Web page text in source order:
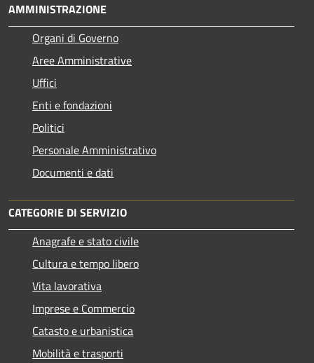
AMMINISTRAZIONE
Organi di Governo
Aree Amministrative
Uffici
Enti e fondazioni
Politici
Personale Amministrativo
Documenti e dati
CATEGORIE DI SERVIZIO
Anagrafe e stato civile
Cultura e tempo libero
Vita lavorativa
Imprese e Commercio
Catasto e urbanistica
Mobilità e trasporti